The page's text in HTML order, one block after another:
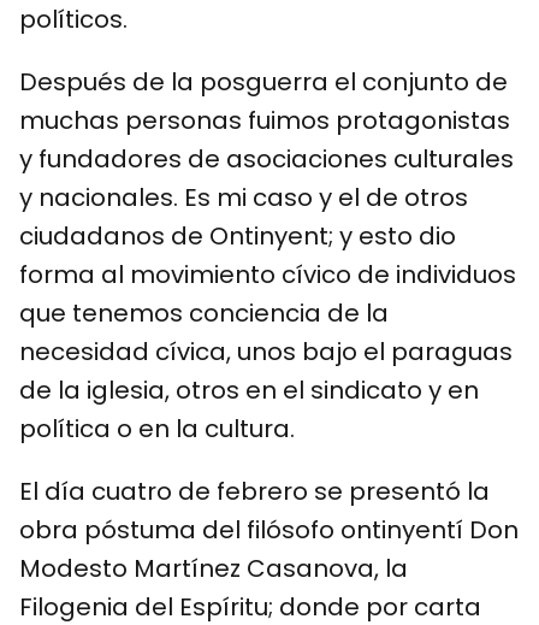
políticos.
Después de la posguerra el conjunto de
muchas personas fuimos protagonistas
y fundadores de asociaciones culturales
y nacionales. Es mi caso y el de otros
ciudadanos de Ontinyent; y esto dio
forma al movimiento cívico de individuos
que tenemos conciencia de la
necesidad cívica, unos bajo el paraguas
de la iglesia, otros en el sindicato y en
política o en la cultura.
El día cuatro de febrero se presentó la
obra póstuma del filósofo ontinyentí Don
Modesto Martínez Casanova, la
Filogenia del Espíritu; donde por carta